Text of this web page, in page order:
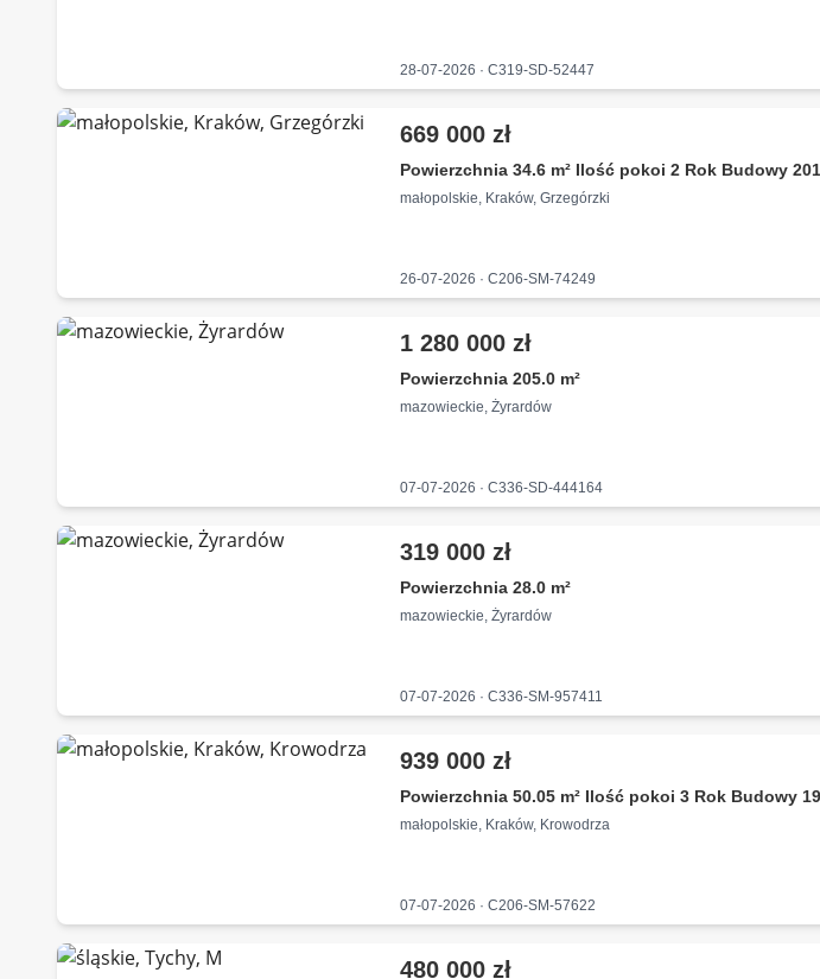
28-07-2026 · C319-SD-52447
669 000 zł
Powierzchnia 34.6 m² Ilość pokoi 2 Rok Budowy
małopolskie, Kraków, Grzegórzki
26-07-2026 · C206-SM-74249
1 280 000 zł
Powierzchnia 205.0 m²
mazowieckie, Żyrardów
07-07-2026 · C336-SD-444164
319 000 zł
Powierzchnia 28.0 m²
mazowieckie, Żyrardów
07-07-2026 · C336-SM-957411
939 000 zł
Powierzchnia 50.05 m² Ilość pokoi 3 Rok Budowy
małopolskie, Kraków, Krowodrza
07-07-2026 · C206-SM-57622
480 000 zł